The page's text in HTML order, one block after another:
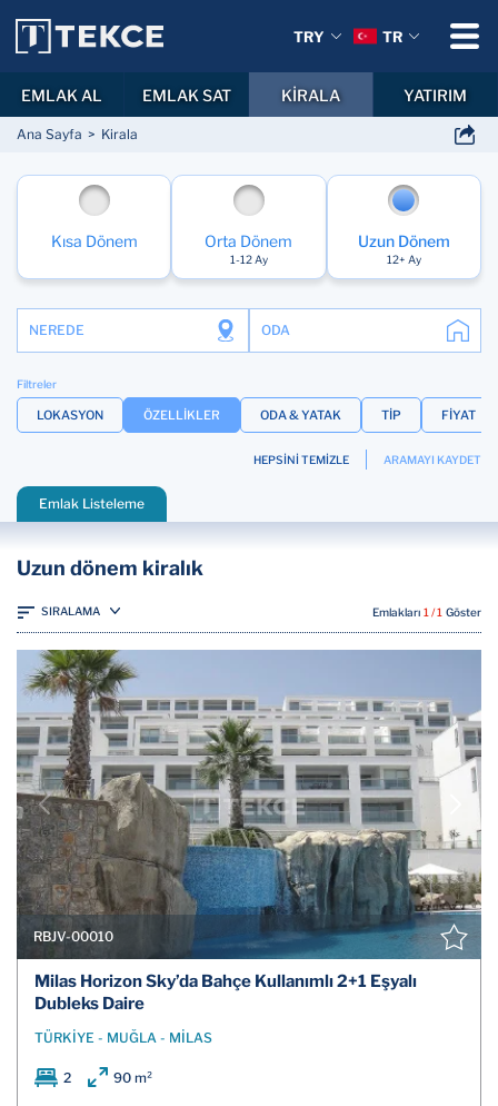
Ana Sayfa Kirala
Kısa Dönem Orta Dönem
1-12 Ay
Uzun Dönem
12+ Ay
NEREDE ODA
Filtreler
LOKASYON ÖZELLİKLER ODA & YATAK TİP FİYAT
HEPSİNİ TEMİZLE ARAMAYI KAYDET
Emlak Listeleme
Uzun dönem kiralık
SIRALAMA Emlakları 1 / 1 Göster
RBJV-00010
Milas Horizon Sky’da Bahçe Kullanımlı 2+1 Eşyalı
Dubleks Daire
TÜRKİYE - MUĞLA - MİLAS
2 90 m²
TRY TR
EMLAK AL EMLAK SAT KİRALA YATIRIM